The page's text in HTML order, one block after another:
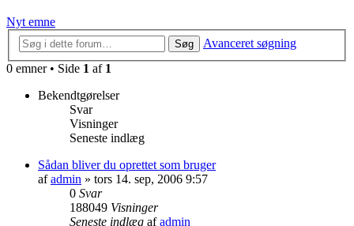
Nyt emne
Søg
Avanceret søgning
0 emner • Side 1 af 1
Bekendtgørelser
Svar
Visninger
Seneste indlæg
Sådan bliver du oprettet som bruger
afadmin » tors 14. sep, 2006 9:57
0 Svar
188049 Visninger
Seneste indlæg afadmin